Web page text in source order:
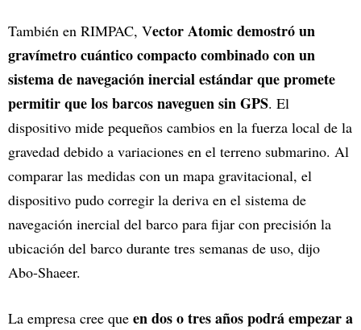
También en RIMPAC, Vector Atomic demostró un
gravímetro cuántico compacto combinado con un
sistema de navegación inercial estándar que promete
permitir que los barcos naveguen sin GPS. El
dispositivo mide pequeños cambios en la fuerza local de la
gravedad debido a variaciones en el terreno submarino. Al
comparar las medidas con un mapa gravitacional, el
dispositivo pudo corregir la deriva en el sistema de
navegación inercial del barco para fijar con precisión la
ubicación del barco durante tres semanas de uso, dijo
Abo-Shaeer.
La empresa cree que en dos o tres años podrá empezar a